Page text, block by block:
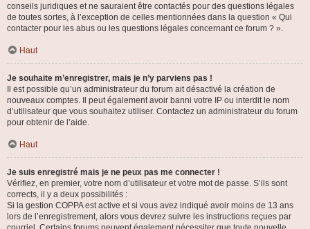
conseils juridiques et ne sauraient être contactés pour des questions légales
de toutes sortes, à l’exception de celles mentionnées dans la question « Qui
contacter pour les abus ou les questions légales concernant ce forum ? ».
Haut
Je souhaite m’enregistrer, mais je n’y parviens pas !
Il est possible qu’un administrateur du forum ait désactivé la création de
nouveaux comptes. Il peut également avoir banni votre IP ou interdit le nom
d’utilisateur que vous souhaitez utiliser. Contactez un administrateur du forum
pour obtenir de l’aide.
Haut
Je suis enregistré mais je ne peux pas me connecter !
Vérifiez, en premier, votre nom d’utilisateur et votre mot de passe. S’ils sont
corrects, il y a deux possibilités :
Si la gestion COPPA est active et si vous avez indiqué avoir moins de 13 ans
lors de l’enregistrement, alors vous devrez suivre les instructions reçues par